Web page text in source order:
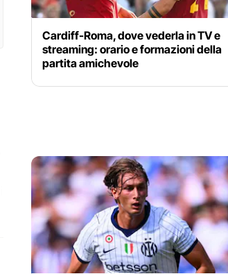
Cardiff-Roma, dove vederla in TV e
streaming: orario e formazioni della
partita amichevole